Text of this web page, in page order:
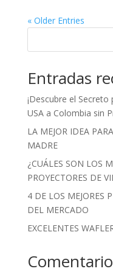
« Older Entries
Entradas
¡Descubre el
USA a Colombia sin
LA MEJOR IDEA
MADRE
¿CUÁLES SON LOS
PROYECTORES DE
4 DE LOS MEJORES
DEL MERCADO
EXCELENTES